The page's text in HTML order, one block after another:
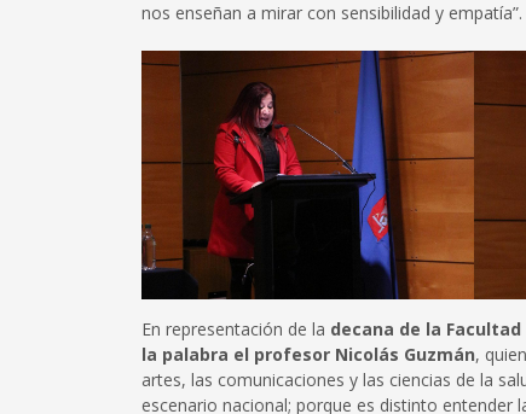
nos enseñan a mirar con sensibilidad y empatía”.
En representación de la decana de la
la palabra el profesor Nicolás Guzmán,
artes, las comunicaciones y las ciencias de la
escenario nacional; porque es distinto